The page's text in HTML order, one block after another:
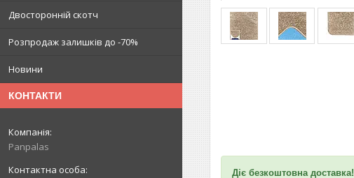
Двосторонній скотч
Розпродаж залишків до -70%
Новини
КОНТАКТИ
Panpalas
Діє безкоштовна доставка!